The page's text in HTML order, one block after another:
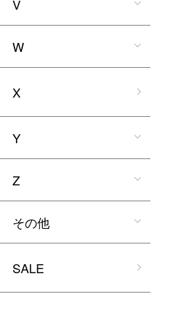
V
W
X
Y
Z
その他
SALE